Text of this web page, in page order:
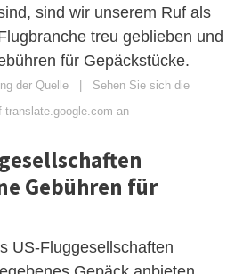
sind wir unserem Ruf als
treu geblieben und
für Gepäckstücke.
der Quelle | Sehen Sie sich die
translate.google.com an
Gebühren für
US-Fluggesellschaften